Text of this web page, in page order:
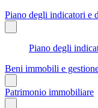
Piano degli indicatori e
Piano degli
Beni immobili e
Patrimonio immobiliare